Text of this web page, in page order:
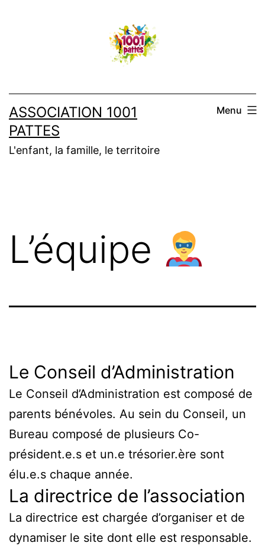
ASSOCIATION 1001
PATTES
L'enfant, la famille, le territoire
Menu
L’équipe
Le Conseil d’Administration
Le Conseil d’Administration est composé de
parents bénévoles. Au sein du Conseil, un
Bureau composé de plusieurs Co-
président.e.s et un.e trésorier.ère sont
élu.e.s chaque année.
La directrice de l’association
La directrice est chargée d’organiser et de
dynamiser le site dont elle est responsable.